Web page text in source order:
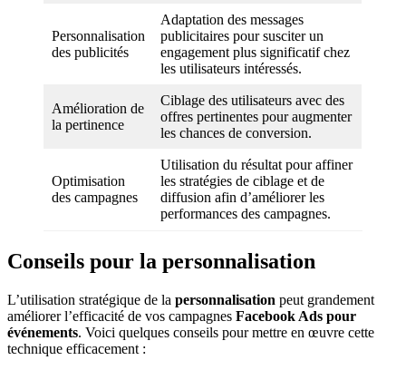
Personnalisation
des publicités
Adaptation des messages
publicitaires pour susciter un
engagement plus significatif chez
les utilisateurs intéressés.
Amélioration de
la pertinence
Ciblage des utilisateurs avec des
offres pertinentes pour augmenter
les chances de conversion.
Optimisation
des campagnes
Utilisation du résultat pour affiner
les stratégies de ciblage et de
diffusion afin d’améliorer les
performances des campagnes.
Conseils pour la personnalisation
L’utilisation stratégique de la personnalisation peut grandement
améliorer l’efficacité de vos campagnes Facebook Ads pour
événements. Voici quelques conseils pour mettre en œuvre cette
technique efficacement :